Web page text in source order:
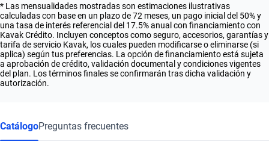
* Las mensualidades mostradas son estimaciones ilustrativas
calculadas con base en un plazo de 72 meses, un pago inicial del 50% y
una tasa de interés referencial del 17.5% anual con financiamiento con
Kavak Crédito. Incluyen conceptos como seguro, accesorios, garantías y
tarifa de servicio Kavak, los cuales pueden modificarse o eliminarse (si
aplica) según tus preferencias. La opción de financiamiento está sujeta
a aprobación de crédito, validación documental y condiciones vigentes
del plan. Los términos finales se confirmarán tras dicha validación y
autorización.
CatálogoPreguntas frecuentes